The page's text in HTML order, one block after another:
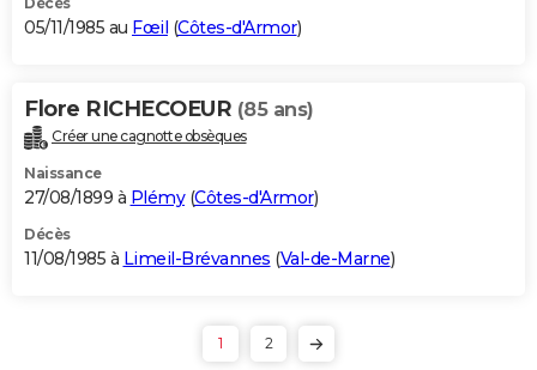
05/11/1985 au Fœil (Côtes-d'Armor)
Flore RICHECOEUR (85 ans)
Créer une cagnotte obsèques
Naissance
27/08/1899 à Plémy(Côtes-d'Armor)
Décès
11/08/1985 à Limeil-Brévannes (Val-de-Marne)
1 2